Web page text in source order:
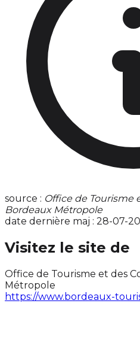
source : Office de Tourisme
Bordeaux Métropole
date dernière maj : 28-07-
Visitez le site de
Office de Tourisme et des
Métropole
https://www.bordeaux-